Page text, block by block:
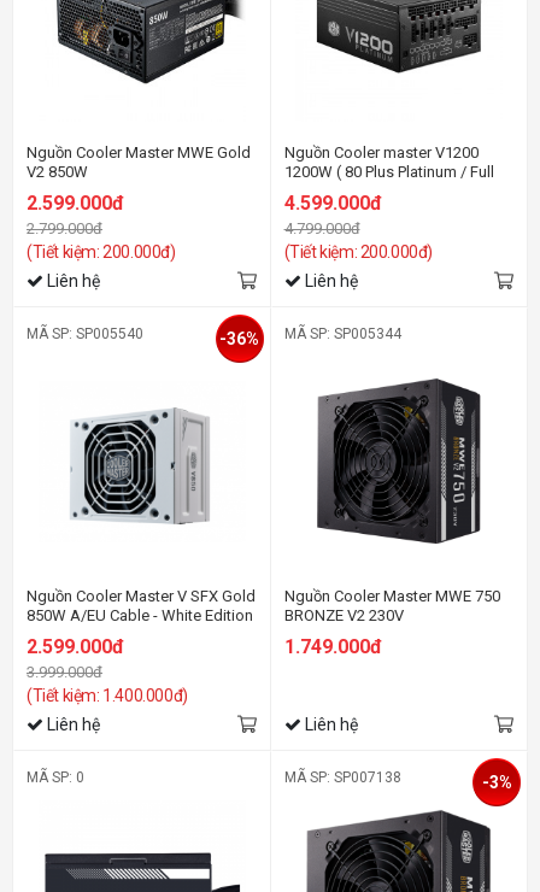
Nguồn Cooler Master MWE Gold
V2 850W
2.599.000đ
2.799.000đ
(Tiết kiệm: 200.000đ)
Liên hệ
Nguồn Cooler master V1200
1200W ( 80 Plus Platinum / Full
Modular)
4.599.000đ
4.799.000đ
(Tiết kiệm: 200.000đ)
Liên hệ
MÃ SP: SP005540
Nguồn Cooler Master V SFX Gold
850W A/EU Cable - White Edition
2.599.000đ
3.999.000đ
(Tiết kiệm: 1.400.000đ)
-36%
Liên hệ
MÃ SP: SP005344
Nguồn Cooler Master MWE 750
BRONZE V2 230V
1.749.000đ
Liên hệ
MÃ SP: 0 MÃ SP: SP007138 -3%